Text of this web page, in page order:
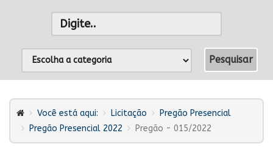
Você está aqui: Licitação
Pregão Presencial
Pregão Presencial 2022
Pregão - 015/2022